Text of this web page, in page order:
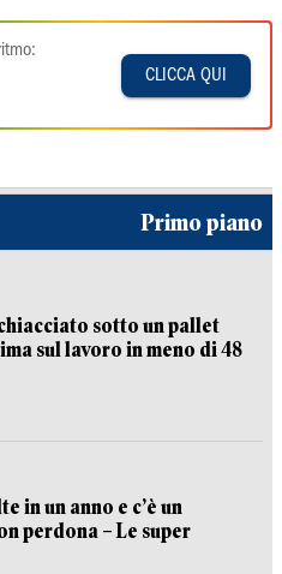
CLICCA QUI
Primo piano
sotto un pallet
sul lavoro in meno di 48
in un anno e c’è un
perdona – Le super